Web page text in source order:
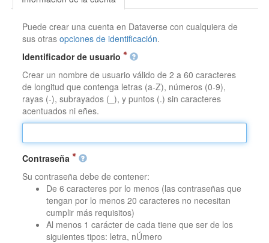
Puede crear una cuenta en Dataverse con cualquiera de
sus otrasopciones de identificación.
Identificador de usuario
Crear un nombre de usuario válido de 2 a 60 caracteres
de longitud que contenga letras (a-Z), números (0-9),
rayas (-), subrayados (_), y puntos (.) sin caracteres
acentuados ni eñes.
Contraseña
Su contraseña debe de contener:
De 6 caracteres por lo menos (las contraseñas que
tengan por lo menos 20 caracteres no necesitan
cumplir más requisitos)
Al menos 1 carácter de cada tiene que ser de los
siguientes tipos: letra, nÚmero